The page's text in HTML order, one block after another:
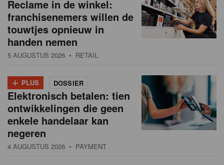
Reclame in de winkel:
franchisenemers willen de
touwtjes opnieuw in
handen nemen
5 AUGUSTUS 2026 • RETAIL
+ PLUS DOSSIER
Elektronisch betalen: tien
ontwikkelingen die geen
enkele handelaar kan
negeren
4 AUGUSTUS 2026 • PAYMENT